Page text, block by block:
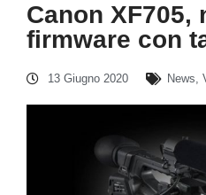
Canon XF705,
firmware con
13 Giugno 2020 News,